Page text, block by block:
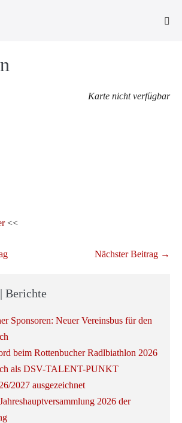
Karte nicht verfügbar
<<
Nächster Beitrag →
Berichte
Sponsoren: Neuer Vereinsbus für den
beim Rottenbucher Radlbiathlon 2026
als DSV-TALENT-PUNKT
2027 ausgezeichnet
2026 der